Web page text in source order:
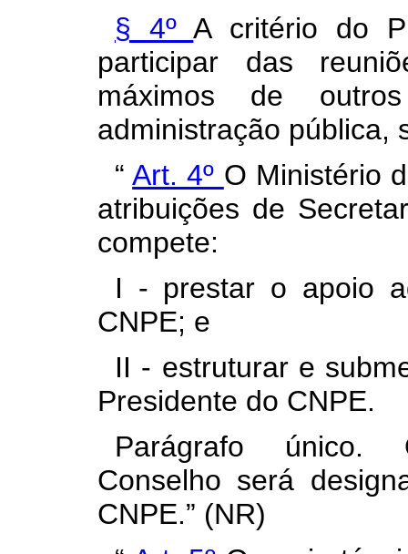
§ 4ºA critério do
participar das
máximos de
administração pública,
“Art. 4º O Ministério
atribuições de
compete:
I - prestar o apoio
CNPE; e
II - estruturar e
Presidente do CNPE.
Parágrafo único.
Conselho será
CNPE.” (NR)